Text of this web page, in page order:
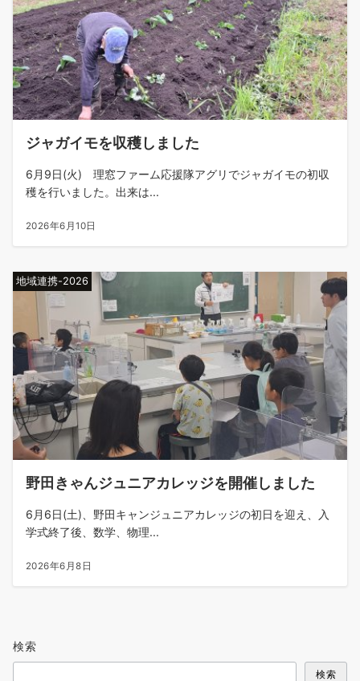
ジャガイモを収穫しました
6月9日(火) 理窓ファーム応援隊アグリでジャガイモの初収
穫を行いました。出来は...
2026年6月10日
地域連携-2026
野田きゃんジュニアカレッジを開催しました
6月6日(土)、野田キャンジュニアカレッジの初日を迎え、入
学式終了後、数学、物理...
2026年6月8日
検索
検索